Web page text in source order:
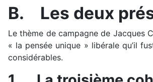
B. Les deux
Le thème de campagne de Jacques
« la pensée unique » libérale qu’il
considérables.